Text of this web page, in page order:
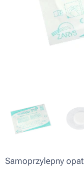
Samoprzylepny